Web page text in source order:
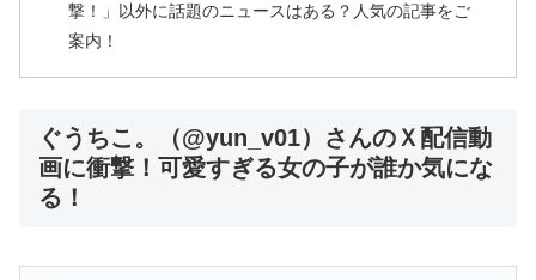
撃！」以外に話題のニュースはある？人気の記事をご
案内！
ぐうちこ。（@yun_v01）さんのＸ配信動
画に衝撃！可愛すぎる女の子が誰か気にな
る！